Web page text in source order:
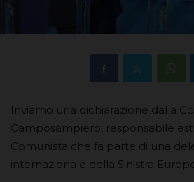
Inviamo una dichiarazione dalla
Camposampiero, responsabile
Comunista che fa parte di una
internazionale della Sinistra